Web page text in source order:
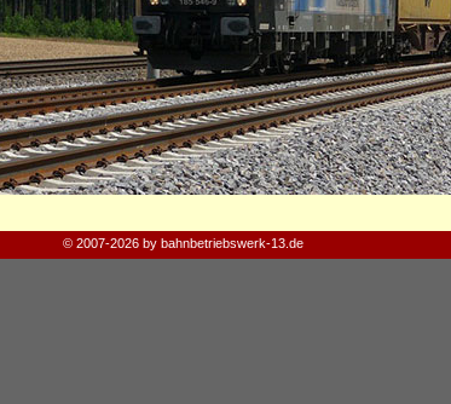
© 2007-2026 by bahnbetriebswerk-13.de